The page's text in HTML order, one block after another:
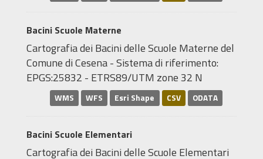
Bacini Scuole Materne
Cartografia dei Bacini delle Scuole Materne del
Comune di Cesena - Sistema di riferimento:
EPGS:25832 - ETRS89/UTM zone 32 N
WMS WFS Esri Shape CSV ODATA
Bacini Scuole Elementari
Cartografia dei Bacini delle Scuole Elementari